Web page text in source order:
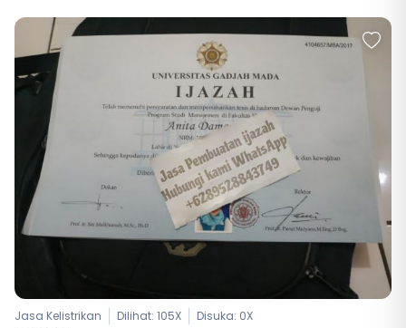
Jasa Kelistrikan Dilihat: 105X Disuka: 0X